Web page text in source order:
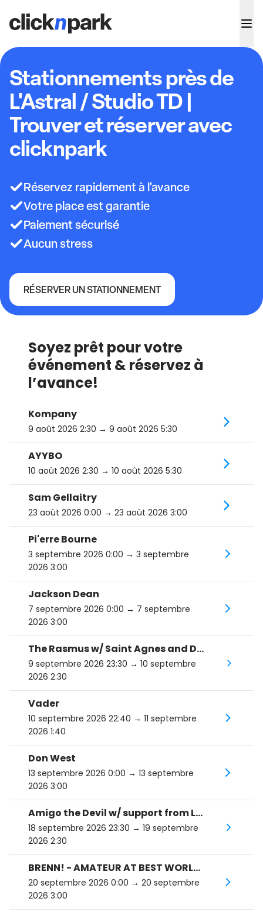
Stationnements près de
L'Astral / Studio TD |
Trouver et réserver avec
clicknpark
Réservez rapidement à l'avance
Votre place est garantie
Paiement sécurisé
Aucun stress
RÉSERVER UN STATIONNEMENT
Soyez prêt pour votre
événement & réservez à
l’avance!
Kompany
9 août 2026 2:30 → 9 août 2026 5:30
AYYBO
10 août 2026 2:30 → 10 août 2026 5:30
Sam Gellaitry
23 août 2026 0:00 → 23 août 2026 3:00
Pi'erre Bourne
3 septembre 2026 0:00 → 3 septembre
2026 3:00
Jackson Dean
7 septembre 2026 0:00 → 7 septembre
2026 3:00
The Rasmus w/ Saint Agnes and Death Valley Dreams
9 septembre 2026 23:30 → 10 septembre
2026 2:30
Vader
10 septembre 2026 22:40 → 11 septembre
2026 1:40
Don West
13 septembre 2026 0:00 → 13 septembre
2026 3:00
Amigo the Devil w/ support from Liam St. John
18 septembre 2026 23:30 → 19 septembre
2026 2:30
BRENN! - AMATEUR AT BEST WORLD TOUR
20 septembre 2026 0:00 → 20 septembre
2026 3:00